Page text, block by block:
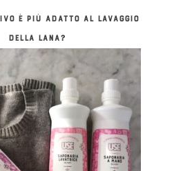
È PIÙ ADATTO AL LAVAGGIO
DELLA LANA?